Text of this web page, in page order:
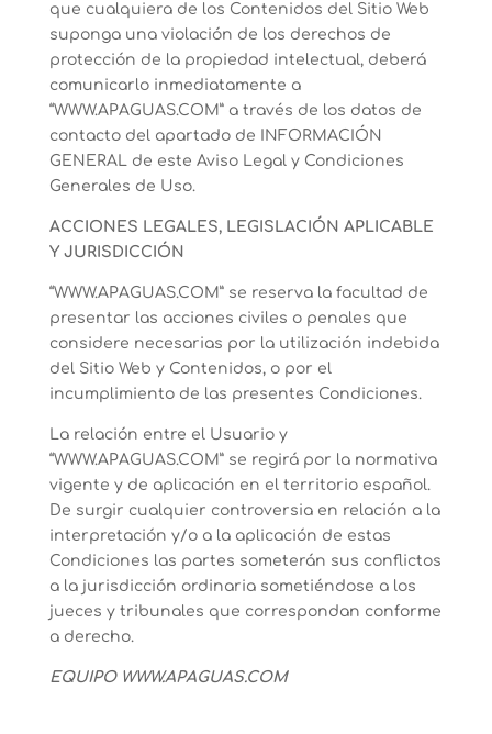
que cualquiera de los Contenidos del Sitio Web
suponga una violación de los derechos de
protección de la propiedad intelectual, deberá
comunicarlo inmediatamente a
“WWW.APAGUAS.COM” a través de los datos de
contacto del apartado de INFORMACIÓN
GENERAL de este Aviso Legal y Condiciones
Generales de Uso.
ACCIONES LEGALES, LEGISLACIÓN APLICABLE
Y JURISDICCIÓN
“WWW.APAGUAS.COM” se reserva la facultad de
presentar las acciones civiles o penales que
considere necesarias por la utilización indebida
del Sitio Web y Contenidos, o por el
incumplimiento de las presentes Condiciones.
La relación entre el Usuario y
“WWW.APAGUAS.COM” se regirá por la normativa
vigente y de aplicación en el territorio español.
De surgir cualquier controversia en relación a la
interpretación y/o a la aplicación de estas
Condiciones las partes someterán sus conflictos
a la jurisdicción ordinaria sometiéndose a los
jueces y tribunales que correspondan conforme
a derecho.
EQUIPO WWW.APAGUAS.COM